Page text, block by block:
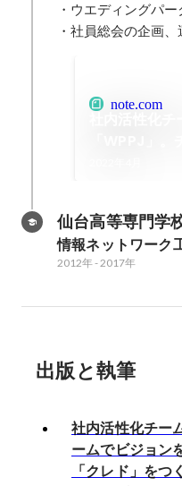
・ウエディングパ
・社員総会の企画、
note.com
仙台高等専門学
情報ネットワーク
2012年-2017年
出版と執筆
社内活性化チー
ームでビジョン
「クレド」を